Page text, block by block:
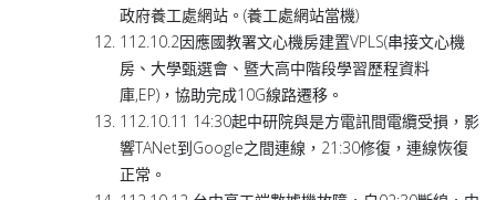
政府養工處網站。(養工處網站當機)
112.10.2因應國教署文心機房建置VPLS(串接文心機
房、大學甄選會、暨大高中階段學習歷程資料
庫,EP)，協助完成10G線路遷移。
112.10.11 14:30起中研院與是方電訊間電纜受損，影
響TANet到Google之間連線，21:30修復，連線恢復
正常。